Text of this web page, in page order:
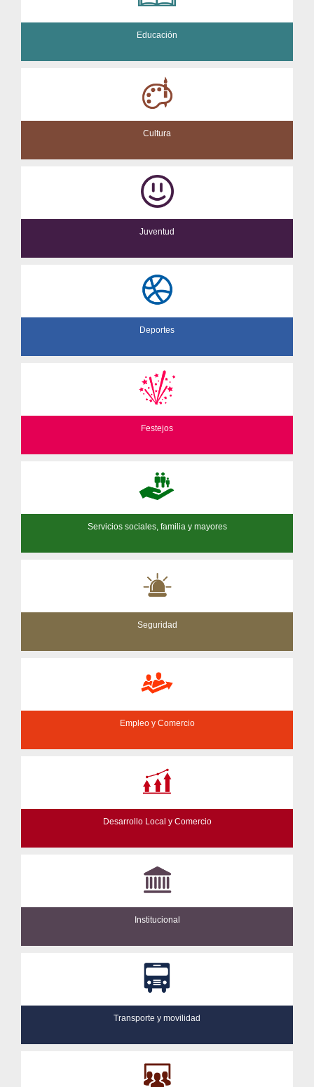
Educación
Cultura
Juventud
Deportes
Festejos
Servicios sociales, familia y mayores
Seguridad
Empleo y Comercio
Desarrollo Local y Comercio
Institucional
Transporte y movilidad